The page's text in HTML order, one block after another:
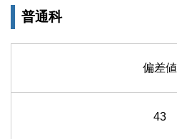
普通科
偏差値
43